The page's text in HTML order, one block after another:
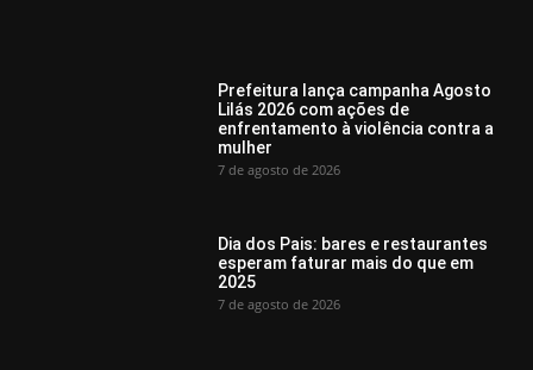
Prefeitura lança campanha Agosto
Lilás 2026 com ações de
enfrentamento à violência contra a
mulher
7 de agosto de 2026
Dia dos Pais: bares e restaurantes
esperam faturar mais do que em
2025
7 de agosto de 2026